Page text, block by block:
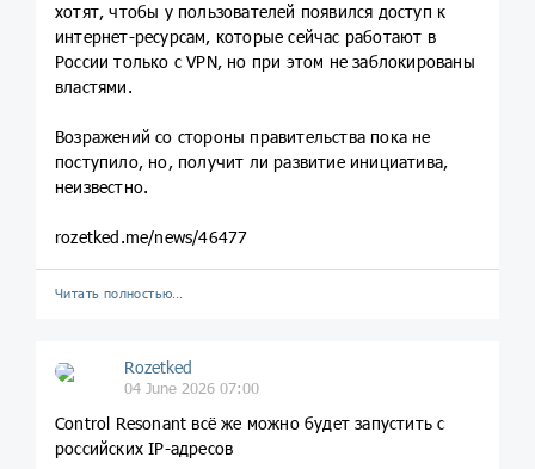
хотят, чтобы у пользователей появился доступ к
интернет-ресурсам, которые сейчас работают в
России только с VPN, но при этом не заблокированы
властями.
Возражений со стороны правительства пока не
поступило, но, получит ли развитие инициатива,
неизвестно.
rozetked.me/news/46477
Читать полностью…
Rozetked
04 June 2026 07:00
Control Resonant всё же можно будет запустить с
российских IP-адресов